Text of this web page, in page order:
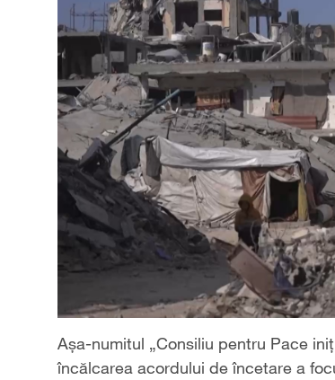
Așa-numitul „Consiliu pentru Pace
încălcarea acordului de încetare a